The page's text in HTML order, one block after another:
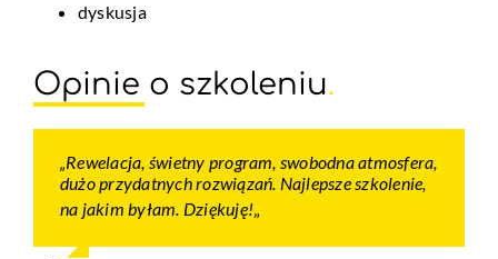
dyskusja
Opinie o szkoleniu.
„Rewelacja, świetny program, swobodna atmosfera,
dużo przydatnych rozwiązań. Najlepsze szkolenie,
na jakim byłam. Dziękuję!„
„Szkolenie bardzo ciekawe i mega przydatne.„